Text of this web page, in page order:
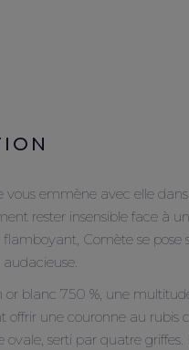
vous emmène avec elle
rester insensible face à
flamboyant, Comète se pose
or blanc 750 %, une
offrir une couronne au rubis
ovale, serti par quatre griffes.